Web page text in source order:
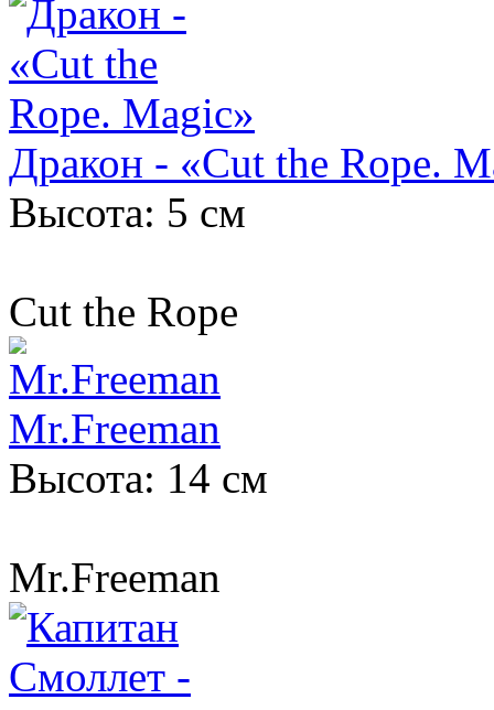
Дракон - «Cut the Rope.
Высота: 5 см
Cut the Rope
Mr.Freeman
Высота: 14 см
Mr.Freeman